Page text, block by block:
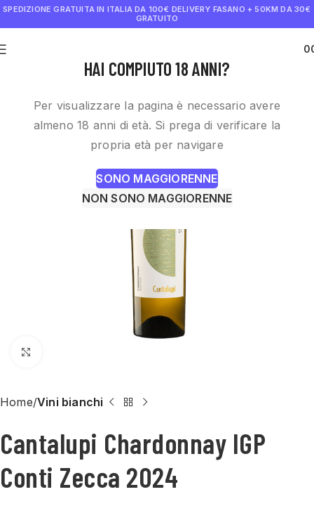
HAI COMPIUTO 18 ANNI?
Per visualizzare la pagina è necessario avere
almeno 18 anni di età. Si prega di verificare la
propria età per navigare
SONO MAGGIORENNE
NON SONO MAGGIORENNE
SPEDIZIONE GRATUITA IN ITALIA DA 100€ DELIVERY FASANO + 50KM DA 30€
GRATUITO
Home Vini bianchi
Cantalupi Chardonnay IGP
Conti Zecca 2024